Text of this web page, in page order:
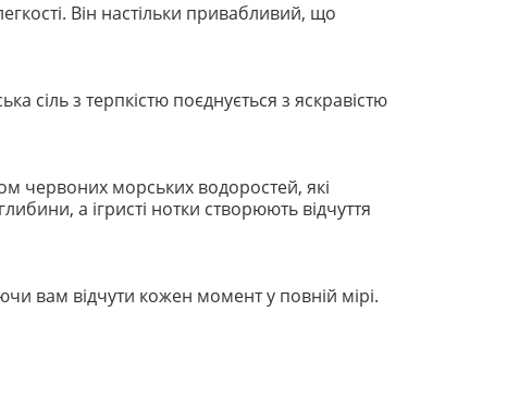
Він настільки привабливий, що
сіль з терпкістю поєднується з яскравістю
червоних морських водоростей, які
а ігристі нотки створюють відчуття
вам відчути кожен момент у повній мірі.